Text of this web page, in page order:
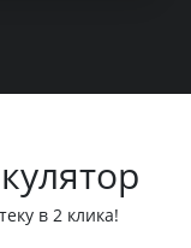
в 2 клика!